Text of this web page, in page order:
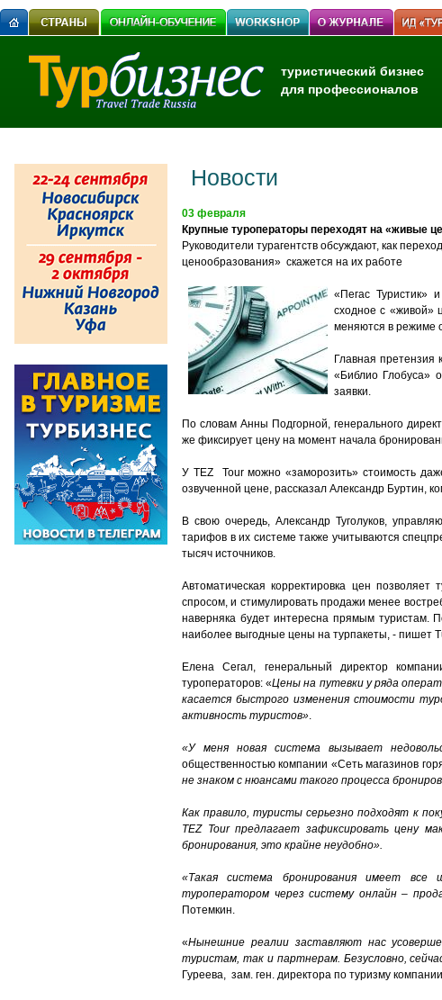
туристический бизнес
для профессионалов
Новости
03 февраля
Крупные туроператоры переходят на «живые
Руководители турагентств обсуждают, как
ценообразования» скажется на их работе
«Пегас Туристик»
сходное с «живой»
меняются в режиме
Главная претензия
«Библио Глобуса»
заявки.
По словам Анны Подгорной, генерального
же фиксирует цену на момент начала
У TEZ Tour можно «заморозить» стоимость
озвученной цене, рассказал Александр Буртин,
В свою очередь, Александр Туголуков,
тарифов в их системе также учитываются
тысяч источников.
Автоматическая корректировка цен
спросом, и стимулировать продажи менее
наверняка будет интересна прямым туристам.
наиболее выгодные цены на турпакеты, - пишет
Елена Сегал, генеральный директор
туроператоров: «Цены на путевки у ряда
касается быстрого изменения стоимости
активность туристов».
«У меня новая система вызывает
общественностью компании «Сеть магазинов
не знаком с нюансами такого процесса
Как правило, туристы серьезно подходят к
TEZ Tour предлагает зафиксировaть цену
бронирования, это крайне неудобно».
«Такая система бронирования имеет все
туроператором через систему онлайн –
Потемкин.
«Нынешние реалии заставляют нас
туристам, так и партнерам. Безусловно,
Гуреева, зам. ген. директора по туризму